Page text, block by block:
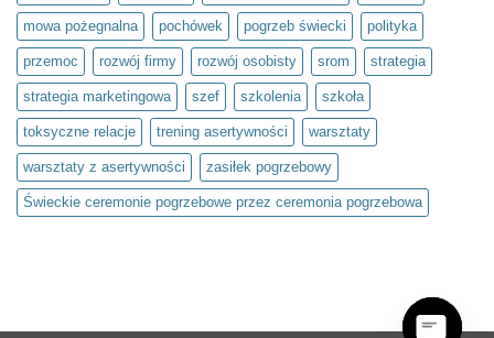
mowa pożegnalna pochówek pogrzeb świecki polityka
przemoc rozwój firmy rozwój osobisty srom strategia
strategia marketingowa szef szkolenia szkoła
toksyczne relacje trening asertywności warsztaty
warsztaty z asertywności zasiłek pogrzebowy
Świeckie ceremonie pogrzebowe przez ceremonia pogrzebowa